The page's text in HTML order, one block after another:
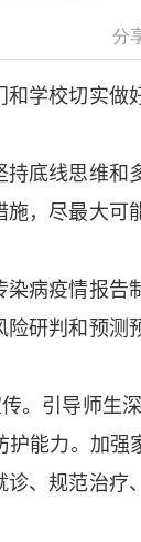
分
学校切实做
底线思维和
，尽最大可
病疫情报告
研判和预测
引导师生深
能力。加强
、规范治疗